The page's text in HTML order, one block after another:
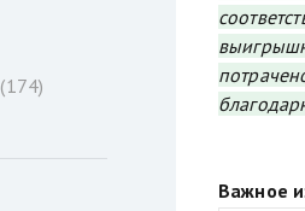
Важное
(174)